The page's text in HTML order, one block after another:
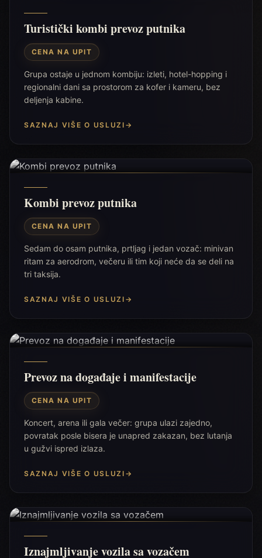
Turistički kombi prevoz putnika
CENA NA UPIT
Grupa ostaje u jednom kombiju: izleti, hotel-hopping i
regionalni dani sa prostorom za kofer i kameru, bez
deljenja kabine.
SAZNAJ VIŠE O USLUZI →
Kombi prevoz putnika
CENA NA UPIT
Sedam do osam putnika, prtljag i jedan vozač: minivan
ritam za aerodrom, večeru ili tim koji neće da se deli na
tri taksija.
SAZNAJ VIŠE O USLUZI →
Prevoz na događaje i manifestacije
CENA NA UPIT
Koncert, arena ili gala večer: grupa ulazi zajedno,
povratak posle bisera je unapred zakazan, bez lutanja
u gužvi ispred izlaza.
SAZNAJ VIŠE O USLUZI →
Iznajmljivanje vozila sa vozačem